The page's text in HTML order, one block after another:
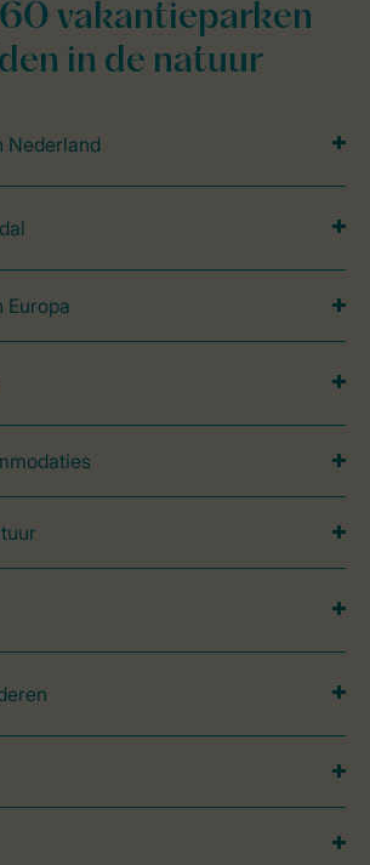
vakantieparken
in de natuur
Nederland
Europa